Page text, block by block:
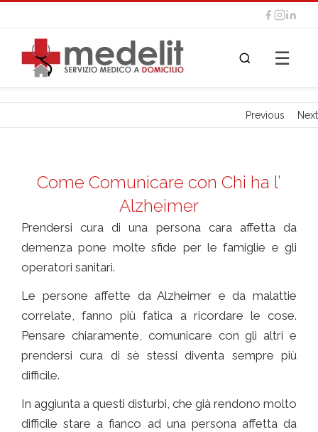
☰
Previous Next
Come Comunicare con Chi ha l’
Alzheimer
Prendersi cura di una persona cara affetta da
demenza pone molte sfide per le famiglie e gli
operatori sanitari.
Le persone affette da Alzheimer e da malattie
correlate, fanno più fatica a ricordare le cose.
Pensare chiaramente, comunicare con gli altri e
prendersi cura di sè stessi diventa sempre più
difficile.
In aggiunta a questi disturbi, che già rendono molto
difficile stare a fianco ad una persona affetta da